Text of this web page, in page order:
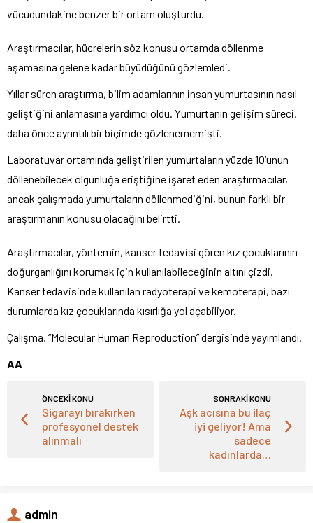
vücudundakine benzer bir ortam oluşturdu.
Araştırmacılar, hücrelerin söz konusu ortamda döllenme
aşamasına gelene kadar büyüdüğünü gözlemledi.
Yıllar süren araştırma, bilim adamlarının insan yumurtasının nasıl
geliştiğini anlamasına yardımcı oldu. Yumurtanın gelişim süreci,
daha önce ayrıntılı bir biçimde gözlenememişti.
Laboratuvar ortamında geliştirilen yumurtaların yüzde 10’unun
döllenebilecek olgunluğa eriştiğine işaret eden araştırmacılar,
ancak çalışmada yumurtaların döllenmediğini, bunun farklı bir
araştırmanın konusu olacağını belirtti.
Araştırmacılar, yöntemin, kanser tedavisi gören kız çocuklarının
doğurganlığını korumak için kullanılabileceğinin altını çizdi.
Kanser tedavisinde kullanılan radyoterapi ve kemoterapi, bazı
durumlarda kız çocuklarında kısırlığa yol açabiliyor.
Çalışma, “Molecular Human Reproduction” dergisinde yayımlandı.
AA
ÖNCEKİ KONU
Sigarayı bırakırken
profesyonel destek
alınmalı
SONRAKİ KONU
Aşk acısına bu ilaç
iyi geliyor! Ama
sadece
kadınlarda…
admin